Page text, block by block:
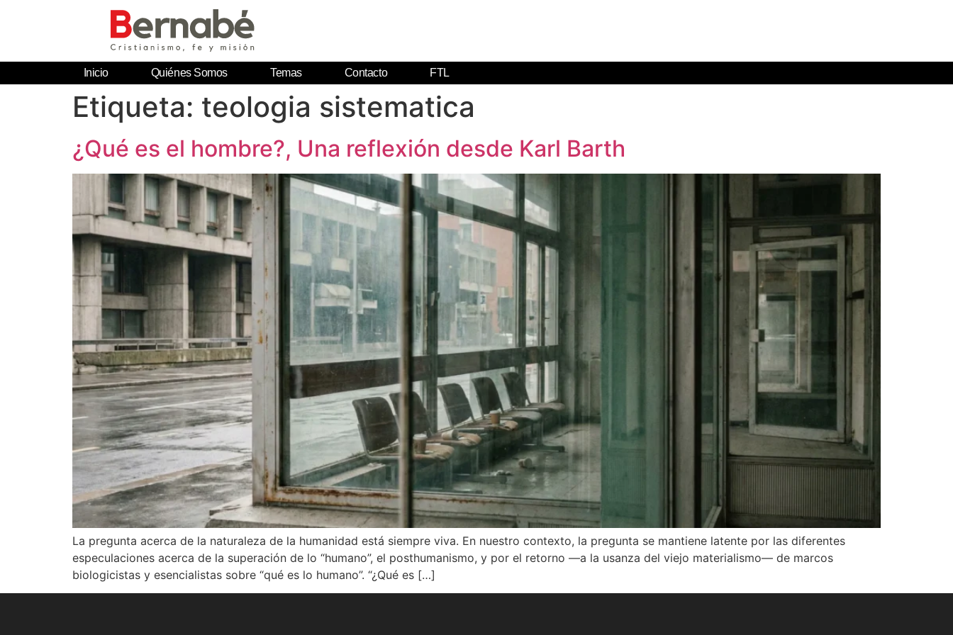
Inicio Quiénes Somos Temas Contacto FTL
Etiqueta: teologia sistematica
¿Qué es el hombre?, Una reflexión desde Karl Barth
La pregunta acerca de la naturaleza de la humanidad está siempre viva. En nuestro contexto, la pregunta se mantiene latente por las diferentes
especulaciones acerca de la superación de lo “humano”, el posthumanismo, y por el retorno —a la usanza del viejo materialismo— de marcos
biologicistas y esencialistas sobre “qué es lo humano”. “¿Qué es […]